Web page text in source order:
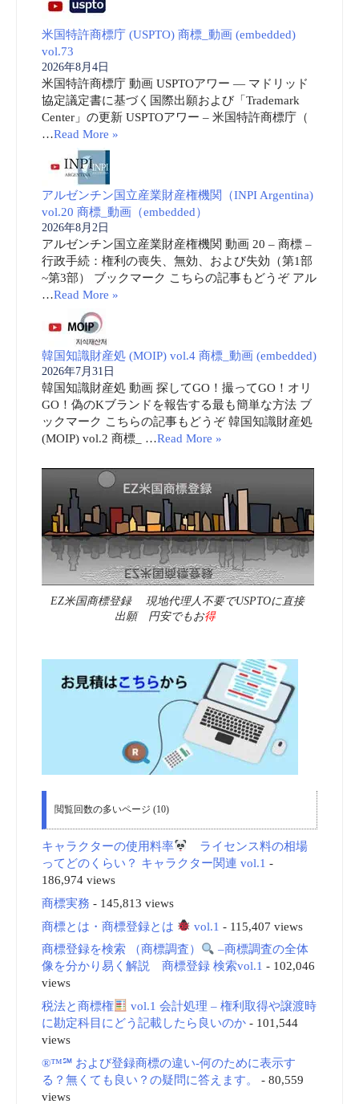
米国特許商標庁 (USPTO) 商標_動画 (embedded)
vol.73
2026年8月4日
米国特許商標庁 動画 USPTOアワー ― マドリッド
協定議定書に基づく国際出願および「Trademark
Center」の更新 USPTOアワー – 米国特許商標庁（
…Read More »
アルゼンチン国立産業財産権機関（INPI Argentina)
vol.20 商標_動画（embedded）
2026年8月2日
アルゼンチン国立産業財産権機関 動画 20 – 商標 –
行政手続：権利の喪失、無効、および失効（第1部
~第3部） ブックマーク こちらの記事もどうぞ アル
…Read More »
韓国知識財産処 (MOIP) vol.4 商標_動画 (embedded)
2026年7月31日
韓国知識財産処 動画 探してGO！撮ってGO！オリ
GO！偽のKブランドを報告する最も簡単な方法 ブ
ックマーク こちらの記事もどうぞ 韓国知識財産処
(MOIP) vol.2 商標_ …Read More »
EZ米国商標登録 現地代理人不要でUSPTOに直接
出願 円安でもお得
閲覧回数の多いページ (10)
キャラクターの使用料率
ライセンス料の相場
ってどのくらい？ キャラクター関連 vol.1 -
186,974 views
商標実務 - 145,813 views
商標とは・商標登録とは
vol.1 - 115,407 views
商標登録を検索 （商標調査）
–商標調査の全体
像を分かり易く解説 商標登録 検索vol.1 - 102,046
views
税法と商標権
vol.1 会計処理 – 権利取得や譲渡時
に勘定科目にどう記載したら良いのか- 101,544
views
®™℠ および登録商標の違い-何のために表示す
る？無くても良い？の疑問に答えます。
- 80,559
views